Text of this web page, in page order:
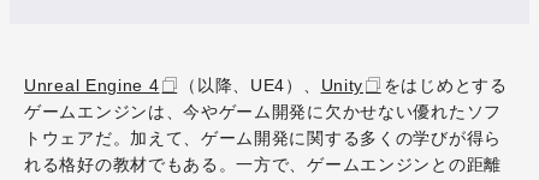
Unreal Engine 4 （以降、UE4）、 Unity
をはじめとする
ゲームエンジンは、今やゲーム開発に欠かせない優れたソフ
トウェアだ。加えて、ゲーム開発に関する多くの学びが得ら
れる格好の教材でもある。一方で、ゲームエンジンとの距離